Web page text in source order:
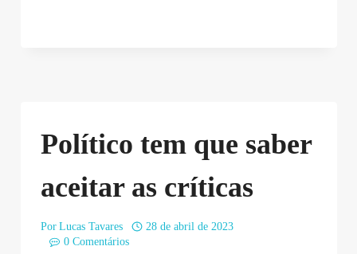
Político tem que saber
aceitar as críticas
Por Lucas Tavares
28 de abril de 2023
0 Comentários